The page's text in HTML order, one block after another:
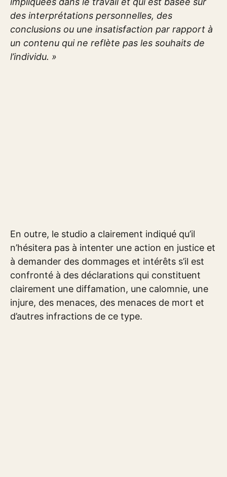
des interprétations personnelles, des
conclusions ou une insatisfaction par rapport à
un contenu qui ne reflète pas les souhaits de
l’individu. »
En outre, le studio a clairement indiqué qu’il
n’hésitera pas à intenter une action en justice et
à demander des dommages et intérêts s’il est
confronté à des déclarations qui constituent
clairement une diffamation, une calomnie, une
injure, des menaces, des menaces de mort et
d’autres infractions de ce type.